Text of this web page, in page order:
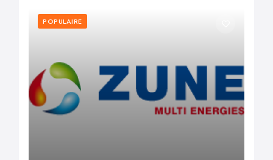
POPULAIRE